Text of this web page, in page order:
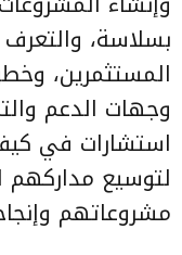
بسلاسة،
المستثمرين،
وجهات الدعم
استشارات في
لتوسيع مداركهم
مشروعاتهم